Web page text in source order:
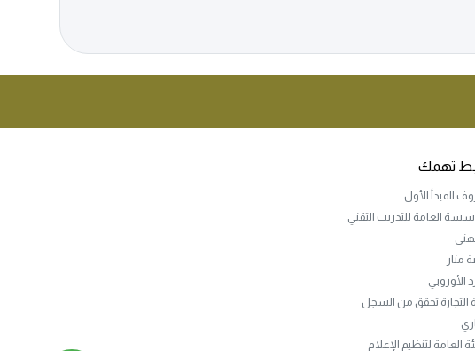
تهمك
المبدأ الأول
العامة للتدريب التقني
منار
الأوروبي
التجارة تحقق من السجل
العامة لتنظيم الإعلام